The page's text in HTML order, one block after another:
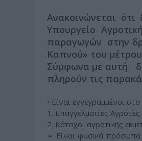
Ανακοινώνεται
Υπουργείο
παραγωγών στην
Καπνού» του
Σύμφωνα με αυτή
πληρούν τις
• Είναι εγγεγραμμένοι
1. Επαγγελματίες Αγρότες.
2. Κάτοχοι αγροτικής
➢ Είναι φυσικά